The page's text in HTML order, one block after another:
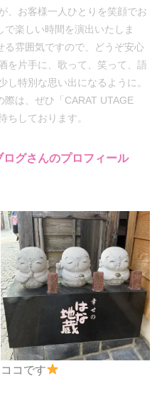
、お客様一人ひとりを笑顔でお
楽しい時間を演出いたしま
雰囲気ですので、どうぞ安心
を片手に、歌って、笑って、語
し特別な思い出になるように。
は、ぜひ「CARAT UTAGE
ちしております。
ログさんのプロフィール
ココです